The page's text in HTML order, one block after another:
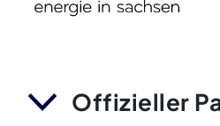
Offizieller